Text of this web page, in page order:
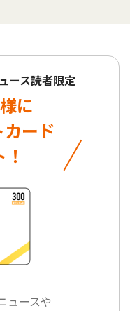
ース読者限定
に
ード
ュースや